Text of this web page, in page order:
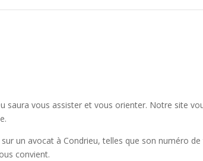
saura vous assister et vous orienter. Notre site
un avocat à Condrieu, telles que son numéro
convient.